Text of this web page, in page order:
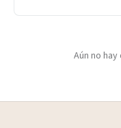
Aún no